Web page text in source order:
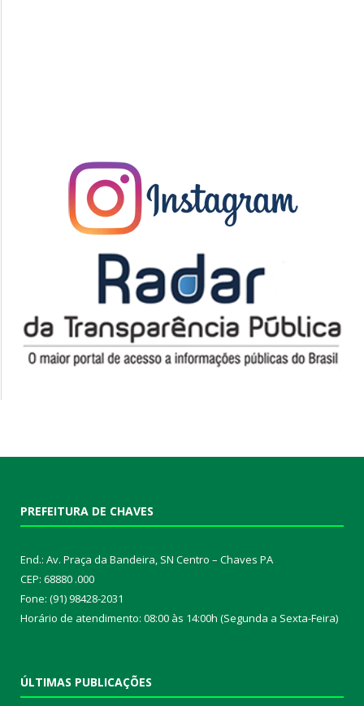
PREFEITURA DE CHAVES
End.: Av. Praça da Bandeira, SN Centro – Chaves PA
CEP: 68880 .000
Fone: (91) 98428-2031
Horário de atendimento: 08:00 às 14:00h (Segunda a Sexta-Feira)
ÚLTIMAS PUBLICAÇÕES